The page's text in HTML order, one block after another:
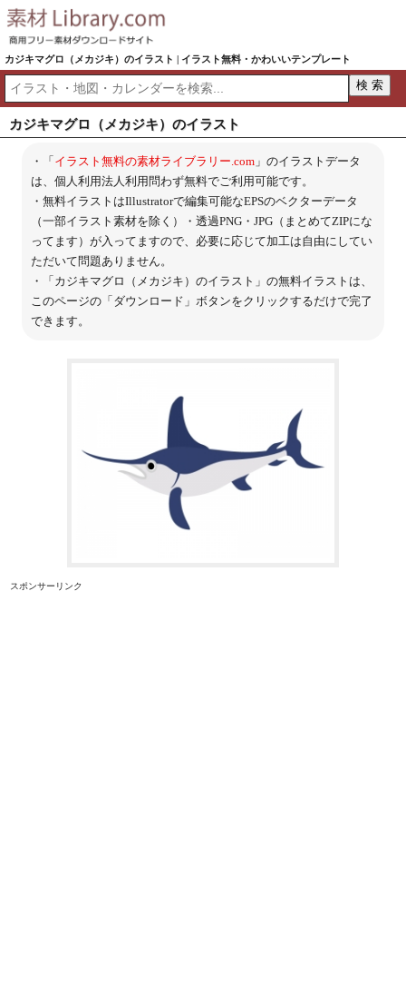
カジキマグロ（メカジキ）のイラスト | イラスト無料・かわいいテンプレート
カジキマグロ（メカジキ）のイラスト
・「イラスト無料の素材ライブラリー.com」のイラストデータ
は、個人利用法人利用問わず無料でご利用可能です。
・無料イラストはIllustratorで編集可能なEPSのベクターデータ
（一部イラスト素材を除く）・透過PNG・JPG（まとめてZIPにな
ってます）が入ってますので、必要に応じて加工は自由にしてい
ただいて問題ありません。
・「カジキマグロ（メカジキ）のイラスト」の無料イラストは、
このページの「ダウンロード」ボタンをクリックするだけで完了
できます。
スポンサーリンク